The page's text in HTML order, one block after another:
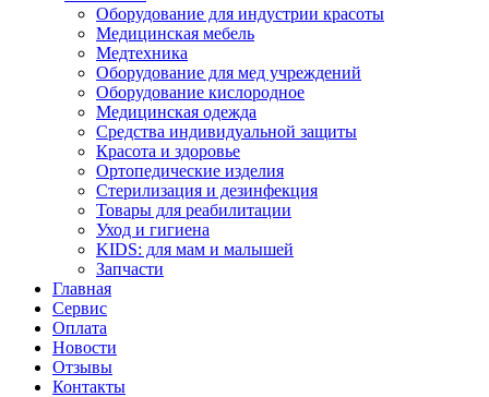
Оборудование для индустрии красоты
Медицинская мебель
Медтехника
Оборудование для мед учреждений
Оборудование кислородное
Медицинская одежда
Средства индивидуальной защиты
Красота и здоровье
Ортопедические изделия
Стерилизация и дезинфекция
Товары для реабилитации
Уход и гигиена
KIDS: для мам и малышей
Запчасти
Главная
Сервис
Оплата
Новости
Отзывы
Контакты